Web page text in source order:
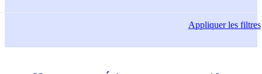
Appliquerles filtres